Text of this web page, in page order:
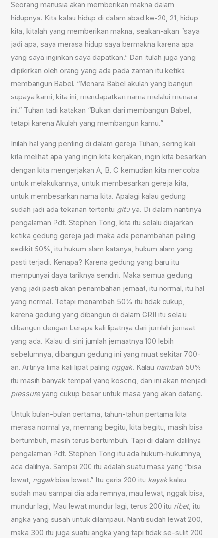
Seorang manusia akan memberikan makna dalam
hidupnya. Kita kalau hidup di dalam abad ke-20, 21, hidup
kita, kitalah yang memberikan makna, seakan-akan “saya
jadi apa, saya merasa hidup saya bermakna karena apa
yang saya inginkan saya dapatkan.” Dan itulah juga yang
dipikirkan oleh orang yang ada pada zaman itu ketika
membangun Babel. “Menara Babel akulah yang bangun
supaya kami, kita ini, mendapatkan nama melalui menara
ini.” Tuhan tadi katakan “Bukan dari membangun Babel,
tetapi karena Akulah yang membangun kamu.”
Inilah hal yang penting di dalam gereja Tuhan, sering kali
kita melihat apa yang ingin kita kerjakan, ingin kita besarkan
dengan kita mengerjakan A, B, C kemudian kita mencoba
untuk melakukannya, untuk membesarkan gereja kita,
untuk membesarkan nama kita. Apalagi kalau gedung
sudah jadi ada tekanan tertentu gituya. Di dalam nantinya
pengalaman Pdt. Stephen Tong, kita itu selalu diajarkan
ketika gedung gereja jadi maka ada penambahan paling
sedikit 50%, itu hukum alam katanya, hukum alam yang
pasti terjadi. Kenapa? Karena gedung yang baru itu
mempunyai daya tariknya sendiri. Maka semua gedung
yang jadi pasti akan penambahan jemaat, itu normal, itu hal
yang normal. Tetapi menambah 50% itu tidak cukup,
karena gedung yang dibangun di dalam GRII itu selalu
dibangun dengan berapa kali lipatnya dari jumlah jemaat
yang ada. Kalau di sini jumlah jemaatnya 100 lebih
sebelumnya, dibangun gedung ini yang muat sekitar 700-
an. Artinya lima kali lipat paling nggak. Kalau nambah 50%
itu masih banyak tempat yang kosong, dan ini akan menjadi
pressureyang cukup besar untuk masa yang akan datang.
Untuk bulan-bulan pertama, tahun-tahun pertama kita
merasa normal ya, memang begitu, kita begitu, masih bisa
bertumbuh, masih terus bertumbuh. Tapi di dalam dalilnya
pengalaman Pdt. Stephen Tong itu ada hukum-hukumnya,
ada dalilnya. Sampai 200 itu adalah suatu masa yang “bisa
lewat, nggakbisa lewat.” Itu garis 200 itu kayakkalau
sudah mau sampai dia ada remnya, mau lewat, nggak bisa,
mundur lagi, Mau lewat mundur lagi, terus 200 itu ribet, itu
angka yang susah untuk dilampaui. Nanti sudah lewat 200,
maka 300 itu juga suatu angka yang tapi tidak se-sulit 200